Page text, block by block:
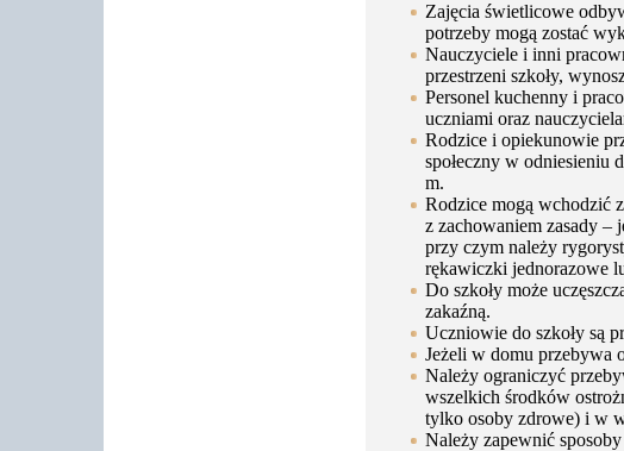
Zajęcia świetlicowe
potrzeby mogą zostać
Nauczyciele i inni
przestrzeni szkoły,
Personel kuchenny i
uczniami oraz
Rodzice i opiekunowie
społeczny w odniesieniu
m.
Rodzice mogą wchodzić
z zachowaniem zasady –
przy czym należy
rękawiczki jednorazowe
Do szkoły może
zakaźną.
Uczniowie do szkoły są
Jeżeli w domu przebywa
Należy ograniczyć
wszelkich środków
tylko osoby zdrowe) i w
Należy zapewnić